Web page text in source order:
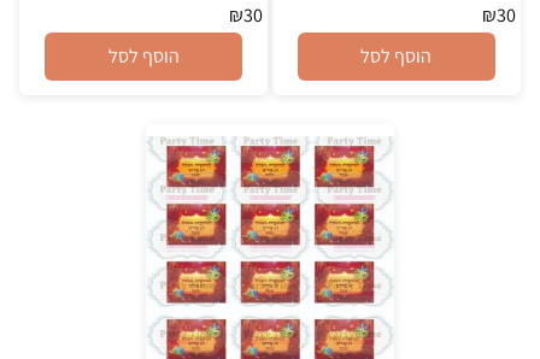
₪30
הוסף לסל
₪30
הוסף לסל